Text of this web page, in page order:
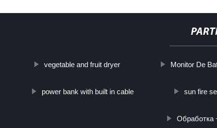
vegetable and fruit dryer Monitor De
power bank with built in cable sun fire
Обработка